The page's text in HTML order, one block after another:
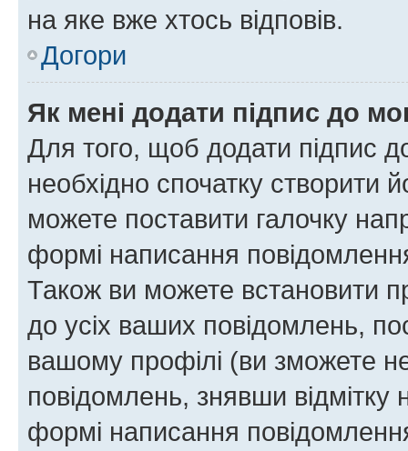
на яке вже хтось відповів.
Догори
Як мені додати підпис до
Для того, щоб додати підпис
необхідно спочатку створити
можете поставити галочку
формі написання
Також ви можете встановити
до усіх ваших повідомлень,
вашому профілі (ви зможете
повідомлень, знявши відмітку
формі написання